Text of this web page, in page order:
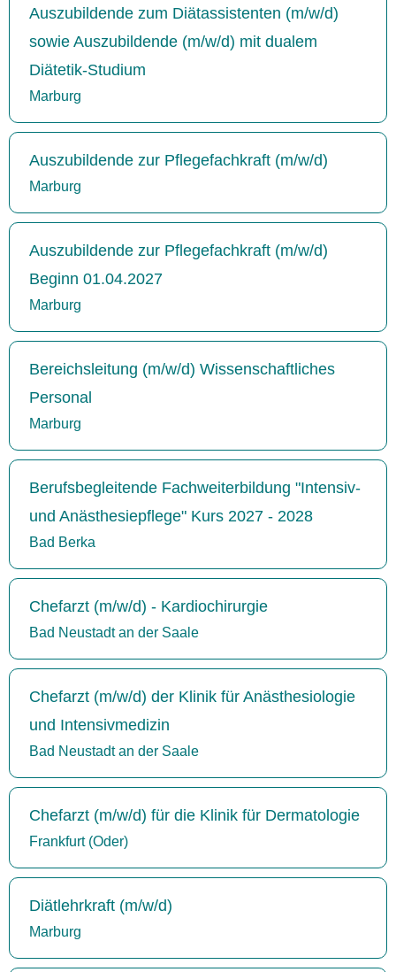
Auszubildende zum Diätassistenten (m/w/d)
sowie Auszubildende (m/w/d) mit dualem
Diätetik-Studium
Marburg
Auszubildende zur Pflegefachkraft (m/w/d)
Marburg
Auszubildende zur Pflegefachkraft (m/w/d)
Beginn 01.04.2027
Marburg
Bereichsleitung (m/w/d) Wissenschaftliches
Personal
Marburg
Berufsbegleitende Fachweiterbildung "Intensiv-
und Anästhesiepflege" Kurs 2027 - 2028
Bad Berka
Chefarzt (m/w/d) - Kardiochirurgie
Bad Neustadt an der Saale
Chefarzt (m/w/d) der Klinik für Anästhesiologie
und Intensivmedizin
Bad Neustadt an der Saale
Chefarzt (m/w/d) für die Klinik für Dermatologie
Frankfurt (Oder)
Diätlehrkraft (m/w/d)
Marburg